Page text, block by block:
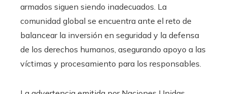
armados siguen siendo inadecuados. La
comunidad global se encuentra ante el reto de
balancear la inversión en seguridad y la defensa
de los derechos humanos, asegurando apoyo a las
víctimas y procesamiento para los responsables.